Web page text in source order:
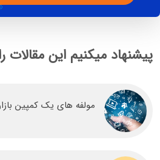
پیشنهاد میکنیم این مقالات
مولفه های یک کمپین